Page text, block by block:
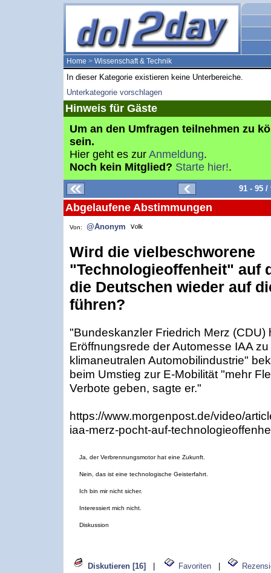
Home > Wissenschaft & Technik
In dieser Kategorie existieren keine Unterbereiche.
Unterkategorie vorschlagen
Hinweis für Gäste
Um an den Umfragen teilnehmen zu
sein.
Hier geht es zur Anmeldung.
Noch kein Mitglied? Starte hier!.
91 - 95
Abgelaufene Abstimmungen
Von: @Anonym
Wird die vielbeschworene
"Technologieoffenheit" auf
die Deutschen wieder auf
führen?
"Bundeskanzler Friedrich Merz (CDU)
Eröffnungsrede der Automesse IAA
klimaneutralen Automobilindustrie"
beim Umstieg zur E-Mobilität "mehr
Verbote geben, sagte er."
https://www.morgenpost.de/video/
iaa-merz-pocht-auf-
Ja, der Verbrennungsmotor hat eine Zukunft.
Nein, das ist eine technologische Geisterfahrt.
Ich bin mir nicht sicher.
Interessiert mich nicht.
Diskussion
Diskutieren [16] Favoriten